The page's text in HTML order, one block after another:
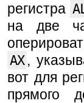
регистра
на две
AX ,
вот для
прямого